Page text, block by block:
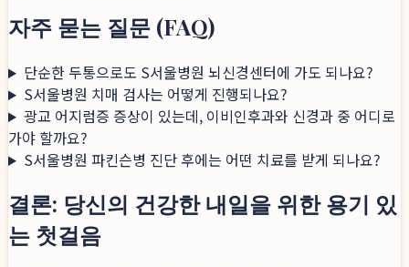
자주 묻는 질문 (FAQ)
단순한 두통으로도 S서울병원 뇌신경센터에 가도 되나요?
S서울병원 치매 검사는 어떻게 진행되나요?
광교 어지럼증 증상이 있는데, 이비인후과와 신경과 중 어디로
가야 할까요?
S서울병원 파킨슨병 진단 후에는 어떤 치료를 받게 되나요?
결론: 당신의 건강한 내일을 위한 용기 있
는 첫걸음